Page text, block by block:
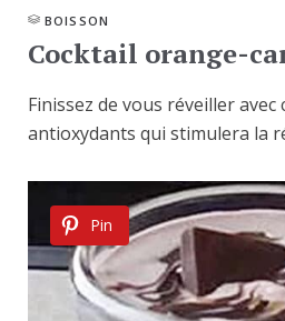
BOISSON
Cocktail orange-
Finissez de vous réveiller avec
antioxydants qui stimulera la
Pin